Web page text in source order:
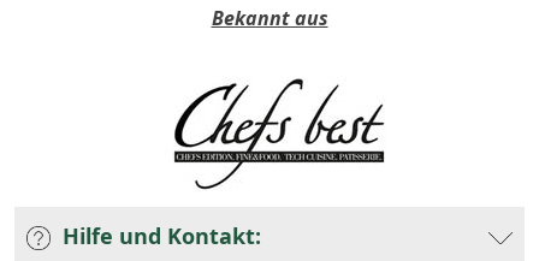
Bekannt aus
Hilfe und Kontakt: